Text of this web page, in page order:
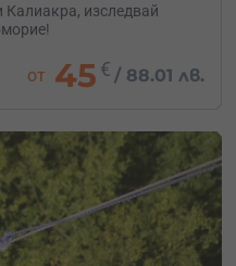
Калиакра, изследвай
от 45 € /88.01 лв.